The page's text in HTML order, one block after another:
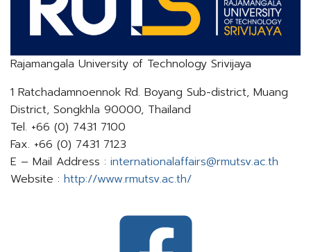
Rajamangala University of Technology Srivijaya
1 Ratchadamnoennok Rd. Boyang Sub-district, Muang
District, Songkhla 90000, Thailand
Tel. +66 (0) 7431 7100
Fax. +66 (0) 7431 7123
E – Mail Address : internationalaffairs@rmutsv.ac.th​​​​​​​
Website : http://www.rmutsv.ac.th/